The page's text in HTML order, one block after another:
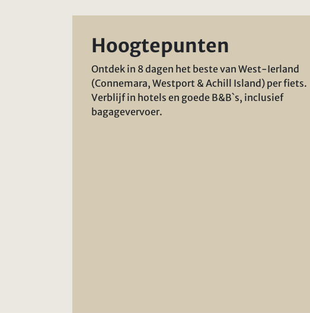
Hoogtepunten
Ontdek in 8 dagen het beste van West-Ierland
(Connemara, Westport & Achill Island) per fiets.
Verblijf in hotels en goede B&B`s, inclusief
bagagevervoer.